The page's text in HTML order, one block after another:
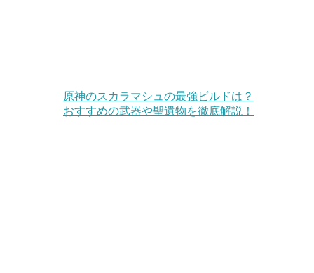
原神のスカラマシュの最強ビルドは？
おすすめの武器や聖遺物を徹底解説！